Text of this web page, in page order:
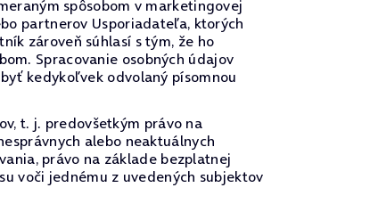
spôsobom v marketingovej
partnerov Usporiadateľa, ktorých
zároveň súhlasí s tým, že ho
Spracovanie osobných údajov
kedykoľvek odvolaný písomnou
t. j. predovšetkým právo na
alebo neaktuálnych
právo na základe bezplatnej
voči jednému z uvedených subjektov